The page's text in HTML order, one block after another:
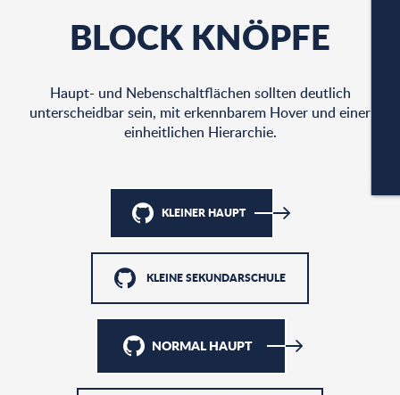
BLOCK KNÖPFE
Haupt- und Nebenschaltflächen sollten deutlich
unterscheidbar sein, mit erkennbarem Hover und einer
einheitlichen Hierarchie.
KLEINER HAUPT
KLEINE SEKUNDARSCHULE
NORMAL HAUPT